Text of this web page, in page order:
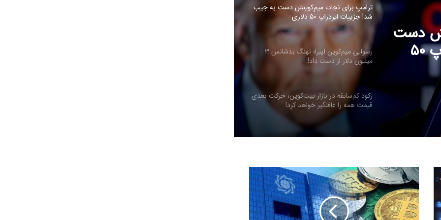
دست
به جیب شد! جزییات ایردراپ ۵۰
دست
رسوایی میم‌کوین لیبرا؛ نهنگ بدشانس ۳
میلیون دلار از دست داد!
رکود کم‌سابقه در بازار بیت‌کوین؛ حرکت بعدی
قیمت همه را غافلگیر خواهد کرد!
جهش ناگهانی توکن هایپ با راه‌اندازی
HyperEVM؛ صعود به ۳۰ دلار نزدیک است؟
ارسال پیام هشداردهنده با سوزاندن اتریوم؛
کنترل مردم با چیپ‌های مغزی حقیقت دارد؟
ایلان ماسک در تلاش‌ برای کاهش قدرت
SEC؛ ریپل در کانون توجه بازار قرار گرفت!
د
س
ت
و
ر